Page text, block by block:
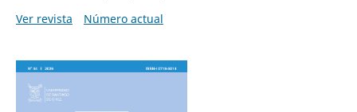
Ver revista
Número actual